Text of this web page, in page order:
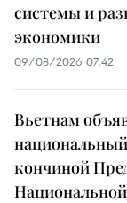
системы и
экономики
09/08/2026 07:42
Вьетнам
кончиной